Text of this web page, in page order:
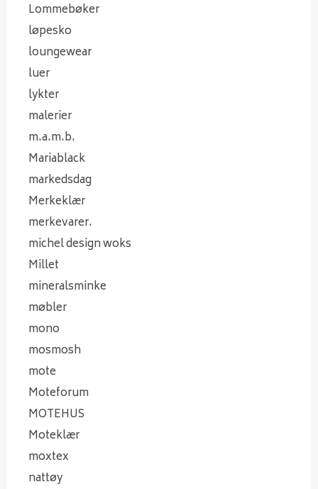
Lommebøker
løpesko
loungewear
luer
lykter
malerier
m.a.m.b.
Mariablack
markedsdag
Merkeklær
merkevarer.
michel design woks
Millet
mineralsminke
møbler
mono
mosmosh
mote
Moteforum
MOTEHUS
Moteklær
moxtex
nattøy